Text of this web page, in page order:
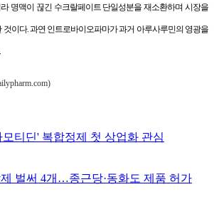
명맥이 끊긴 수크랄페이트 단일성분을 재소환하며 시장을
이다. 과연 인트로바이오파마가 과거 아루사루민의 영광을
티딘' 복합정제 첫 상업화 관심
벌써 4개…종근당·동화도 제품 허가